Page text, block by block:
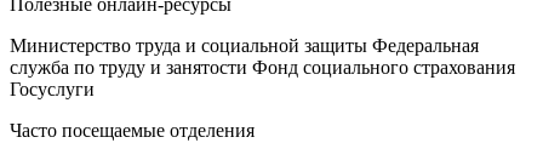
Полезные онлайн-ресурсы
Министерство труда и социальной защиты Федеральная
служба по труду и занятости Фонд социального страхования
Госуслуги
Часто посещаемые отделения